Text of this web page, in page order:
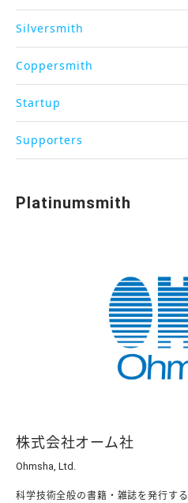
Silversmith
Coppersmith
Startup
Supporters
Platinumsmith
株式会社オーム社
Ohmsha, Ltd.
科学技術全般の書籍・雑誌を発行す